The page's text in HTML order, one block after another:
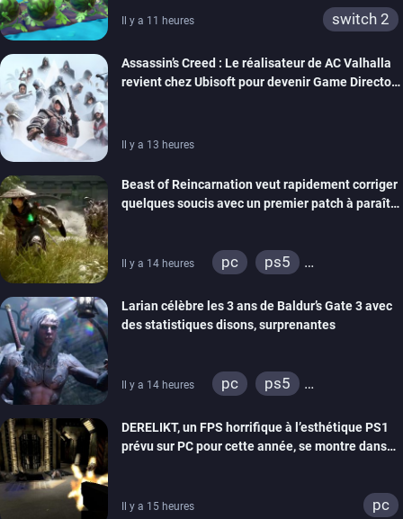
Il y a 11 heures switch 2
Assassin’s Creed : Le réalisateur de AC Valhalla
revient chez Ubisoft pour devenir Game Director
Il y a 13 heures
Beast of Reincarnation veut rapidement corriger
quelques soucis avec un premier patch à paraître
Il y a 14 heures pc
ps5
Larian célèbre les 3 ans de Baldur’s Gate 3 avec
des statistiques disons, surprenantes
Il y a 14 heures pc
ps5
DERELIKT, un FPS horrifique à l’esthétique PS1
prévu sur PC pour cette année, se montre dans
Il y a 15 heures pc